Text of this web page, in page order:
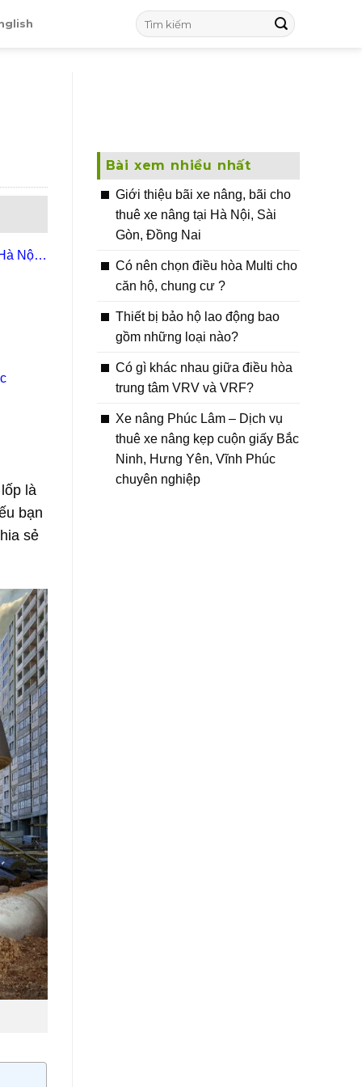
Nội,
là
bạn
sẻ
Bài xem nhiều nhất
Giới thiệu bãi xe nâng, bãi cho
thuê xe nâng tại Hà Nội, Sài
Gòn, Đồng Nai
Có nên chọn điều hòa Multi cho
căn hộ, chung cư ?
Thiết bị bảo hộ lao động bao
gồm những loại nào?
Có gì khác nhau giữa điều hòa
trung tâm VRV và VRF?
Xe nâng Phúc Lâm – Dịch vụ
thuê xe nâng kẹp cuộn giấy Bắc
Ninh, Hưng Yên, Vĩnh Phúc
chuyên nghiệp